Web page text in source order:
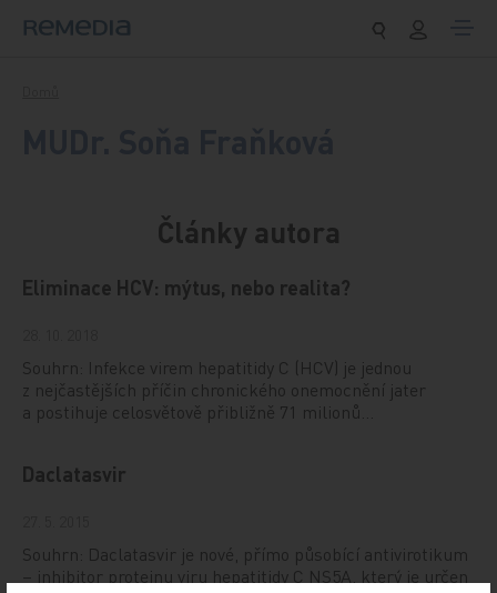
Články autora
Eliminace HCV: mýtus, nebo realita?
Souhrn: Infekce virem hepatitidy C (HCV) je jednou
z nejčastějších příčin chronického onemocnění jater
a postihuje celosvětově přibližně 71 milionů…
Daclatasvir
Souhrn: Daclatasvir je nové, přímo působící antivirotikum
– inhibitor proteinu viru hepatitidy C NS5A, který je určen